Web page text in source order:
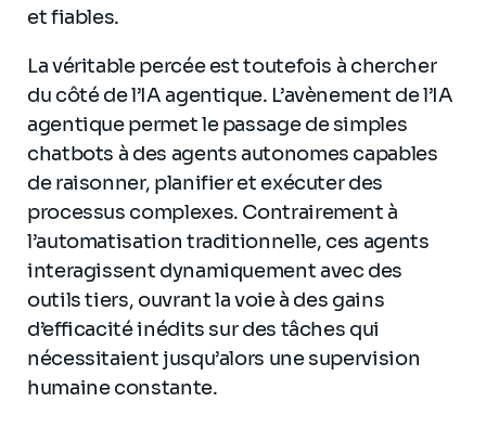
et fiables.
La véritable percée est toutefois à chercher
du côté de l’IA agentique. L’avènement de l’IA
agentique permet le passage de simples
chatbots à des agents autonomes capables
de raisonner, planifier et exécuter des
processus complexes. Contrairement à
l’automatisation traditionnelle, ces agents
interagissent dynamiquement avec des
outils tiers, ouvrant la voie à des gains
d’efficacité inédits sur des tâches qui
nécessitaient jusqu’alors une supervision
humaine constante.